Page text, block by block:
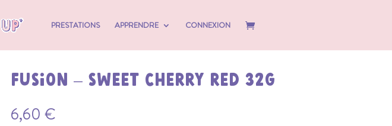
PRESTATIONS APPRENDRE CONNEXION
FUSION – SWEET CHERRY RED 32g
6,60 €